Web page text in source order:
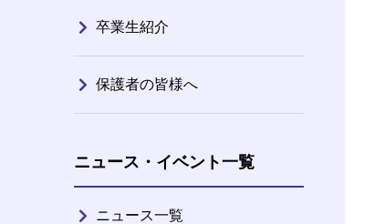
卒業生紹介
保護者の皆様へ
ニュース・イベント一覧
ニュース一覧